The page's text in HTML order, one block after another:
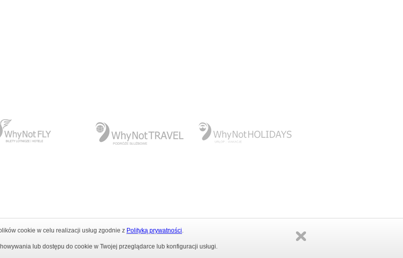
Praktyki studenckie w USA|Bilety lotnicze
cookie w celu realizacji usług zgodnie z Polityką prywatności.
lub dostępu do cookie w Twojej przeglądarce lub konfiguracji usługi.